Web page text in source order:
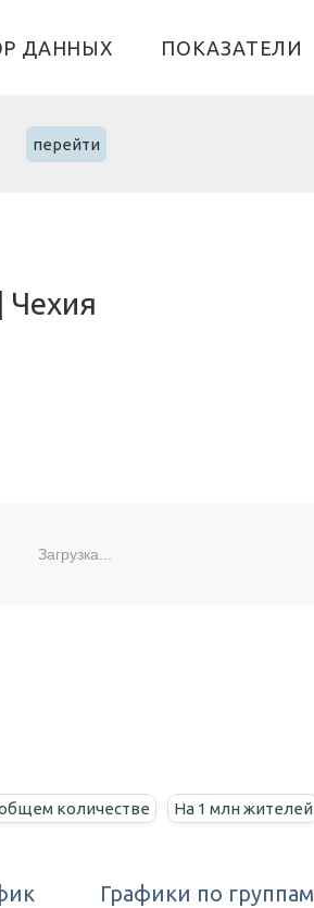
ДАННЫХ ПОКАЗАТЕЛИ
перейти
Чехия
Загрузка...
количестве На 1 млн жителей
Графики по группам